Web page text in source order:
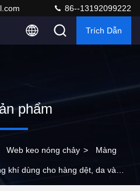
86--13192099222
Trích Dẫn
phẩm
Web keo nóng chảy > Màng
khí dùng cho hàng dệt, da và